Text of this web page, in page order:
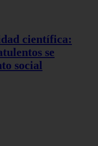
científica:
se
social